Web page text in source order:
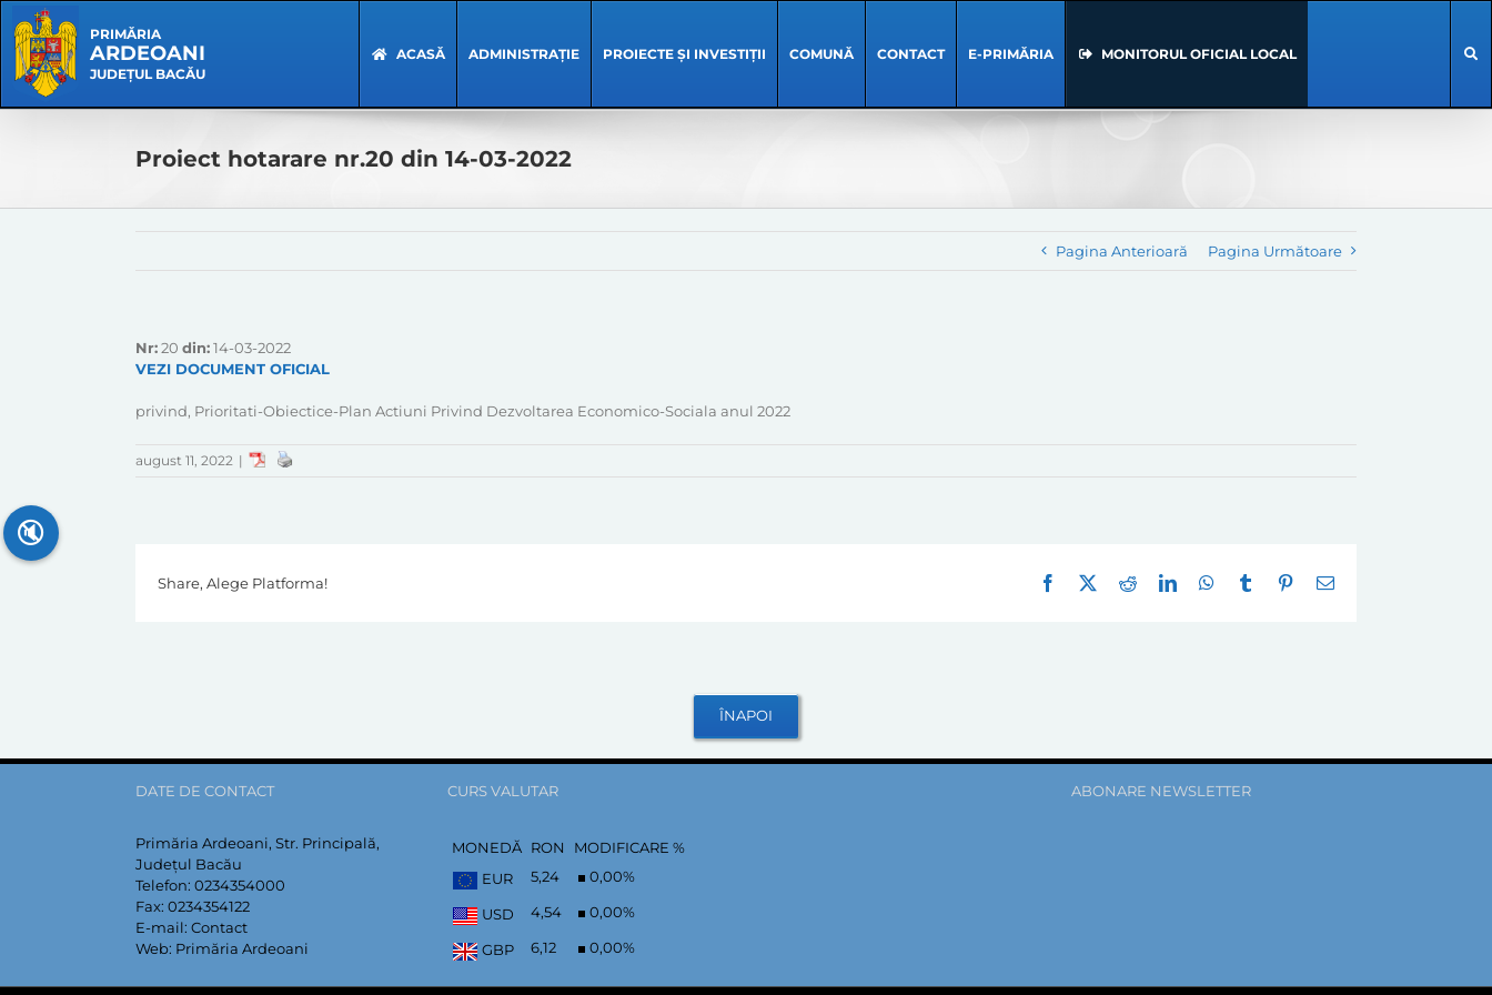
content
Navigation
PRIMĂRIA
ARDEOANI
JUDEȚUL BACĂU
ACASĂ ADMINISTRAȚIE PROIECTE ȘI INVESTIȚII COMUNĂ CONTACT E-PRIMĂRIA MONITORUL OFICIAL LOCAL
Proiect hotarare nr.20 din 14-03-2022
Pagina Anterioară Pagina Următoare
Nr:20 din:14-03-2022
VEZI DOCUMENT OFICIAL
privind, Prioritati-Obiectice-Plan Actiuni Privind Dezvoltarea Economico-Sociala anul 2022
august 11, 2022 |
Share, Alege Platforma! Facebook RedditLinkedInWhatsApp
Tumblr Pinterest
E-
DATE DE CONTACT
Primăria Ardeoani, Str. Principală,
Județul Bacău
Telefon: 0234354000
Fax: 0234354122
E-mail: Contact
Web: Primăria Ardeoani
CURS VALUTAR
MONEDĂ RON
MODIFICARE %
EUR
5,24 0,00%
USD 4,54 0,00%
GBP 6,12 0,00%
ABONARE NEWSLETTER
🔇